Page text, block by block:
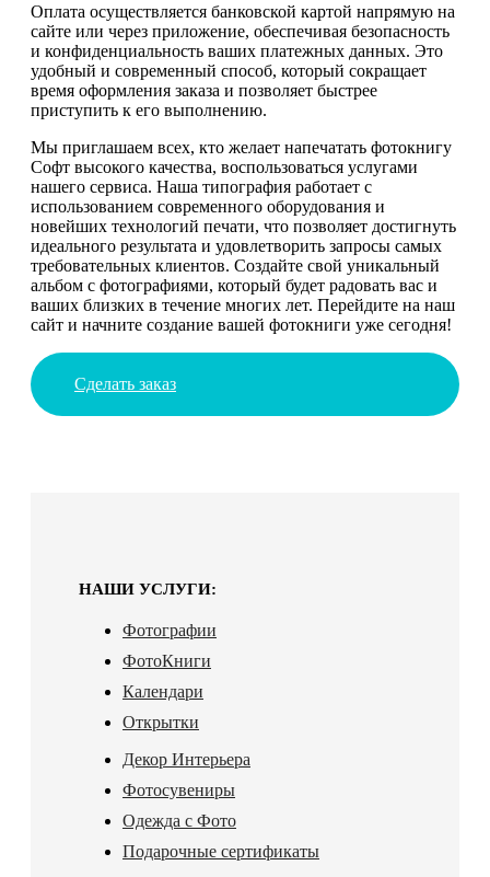
Оплата осуществляется банковской картой напрямую на
сайте или через приложение, обеспечивая безопасность
и конфиденциальность ваших платежных данных. Это
удобный и современный способ, который сокращает
время оформления заказа и позволяет быстрее
приступить к его выполнению.
Мы приглашаем всех, кто желает напечатать фотокнигу
Софт высокого качества, воспользоваться услугами
нашего сервиса. Наша типография работает с
использованием современного оборудования и
новейших технологий печати, что позволяет достигнуть
идеального результата и удовлетворить запросы самых
требовательных клиентов. Создайте свой уникальный
альбом с фотографиями, который будет радовать вас и
ваших близких в течение многих лет. Перейдите на наш
сайт и начните создание вашей фотокниги уже сегодня!
Сделать заказ
НАШИ УСЛУГИ:
Фотографии
ФотоКниги
Календари
Открытки
Декор Интерьера
Фотосувениры
Одежда с Фото
Подарочные сертификаты